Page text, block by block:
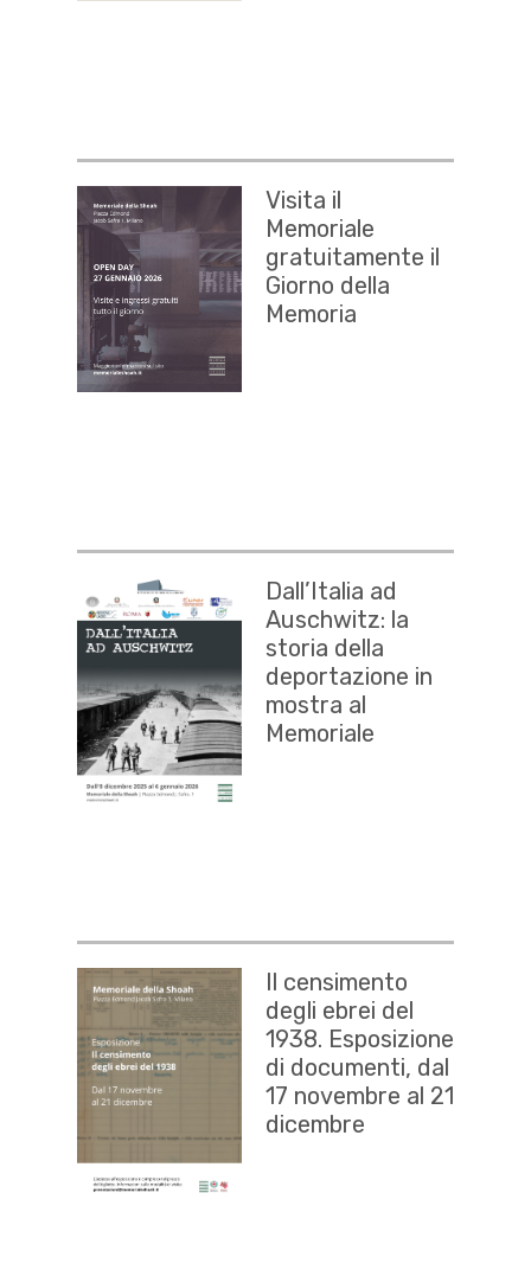
Visita il
Memoriale
gratuitamente il
Giorno della
Memoria
Dall’Italia ad
Auschwitz: la
storia della
deportazione in
mostra al
Memoriale
Il censimento
degli ebrei del
1938. Esposizione
di documenti, dal
17 novembre al 21
dicembre